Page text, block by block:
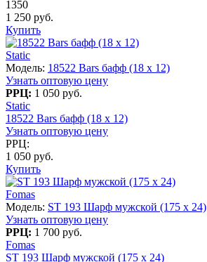
1350
1 250 руб.
Купить
Static
Модель: 18522 Bars бафф (18 x 12)
Узнать оптовую цену
РРЦ: 1 050 руб.
Static
18522 Bars бафф (18 x 12)
Узнать оптовую цену
РРЦ:
1 050 руб.
Купить
Fomas
Модель: ST 193 Шарф мужской (175 х 24)
Узнать оптовую цену
РРЦ: 1 700 руб.
Fomas
ST 193 Шарф мужской (175 х 24)